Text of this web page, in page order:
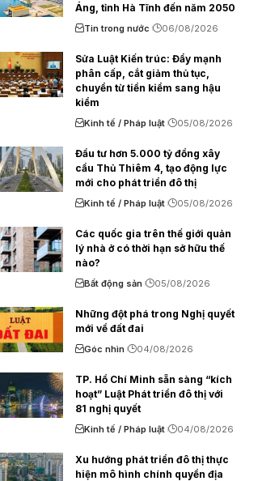
Áng, tỉnh Hà Tĩnh đến năm 2050
Tin trong nước 06/08/2026
Sửa Luật Kiến trúc: Đẩy mạnh
phân cấp, cắt giảm thủ tục,
chuyển từ tiền kiểm sang hậu
kiểm
Kinh tế / Pháp luật 05/08/2026
Đầu tư hơn 5.000 tỷ đồng xây
cầu Thủ Thiêm 4, tạo động lực
mới cho phát triển đô thị
Kinh tế / Pháp luật 05/08/2026
Các quốc gia trên thế giới quản
lý nhà ở có thời hạn sở hữu thế
nào?
Bất động sản 05/08/2026
Những đột phá trong Nghị quyết
mới về đất đai
Góc nhìn 04/08/2026
TP. Hồ Chí Minh sẵn sàng “kích
hoạt” Luật Phát triển đô thị với
81 nghị quyết
Kinh tế / Pháp luật 04/08/2026
Xu hướng phát triển đô thị thực
hiện mô hình chính quyền địa